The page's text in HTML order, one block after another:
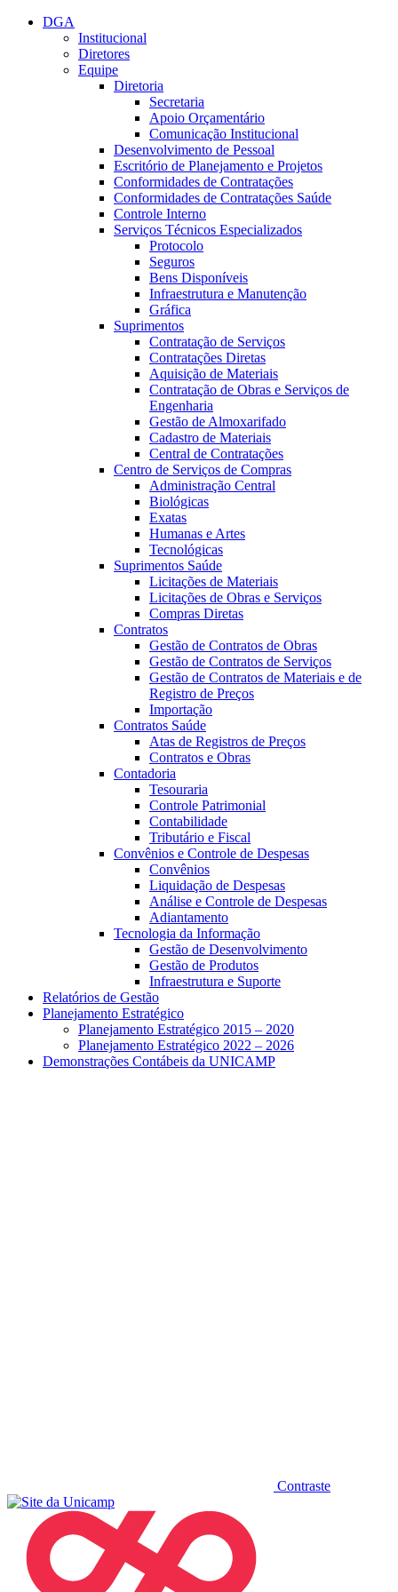
Conteúdo principal
DGA
Institucional
Diretores
Equipe
Diretoria
Secretaria
Apoio Orçamentário
Comunicação Institucional
Desenvolvimento de Pessoal
Escritório de Planejamento e Projetos
Conformidades de Contratações
Conformidades de Contratações Saúde
Controle Interno
Serviços Técnicos Especializados
Protocolo
Seguros
Bens Disponíveis
Infraestrutura e Manutenção
Gráfica
Suprimentos
Contratação de Serviços
Contratações Diretas
Aquisição de Materiais
Contratação de Obras e Serviços de
Engenharia
Gestão de Almoxarifado
Cadastro de Materiais
Central de Contratações
Centro de Serviços de Compras
Administração Central
Biológicas
Exatas
Humanas e Artes
Tecnológicas
Suprimentos Saúde
Licitações de Materiais
Licitações de Obras e Serviços
Compras Diretas
Contratos
Gestão de Contratos de Obras
Gestão de Contratos de Serviços
Gestão de Contratos de Materiais e de
Registro de Preços
Importação
Contratos Saúde
Atas de Registros de Preços
Contratos e Obras
Contadoria
Tesouraria
Controle Patrimonial
Contabilidade
Tributário e Fiscal
Convênios e Controle de Despesas
Convênios
Liquidação de Despesas
Análise e Controle de Despesas
Adiantamento
Tecnologia da Informação
Gestão de Desenvolvimento
Gestão de Produtos
Infraestrutura e Suporte
Relatórios de Gestão
Planejamento Estratégico
Planejamento Estratégico 2015 – 2020
Planejamento Estratégico 2022 – 2026
Demonstrações Contábeis da UNICAMP
Contraste